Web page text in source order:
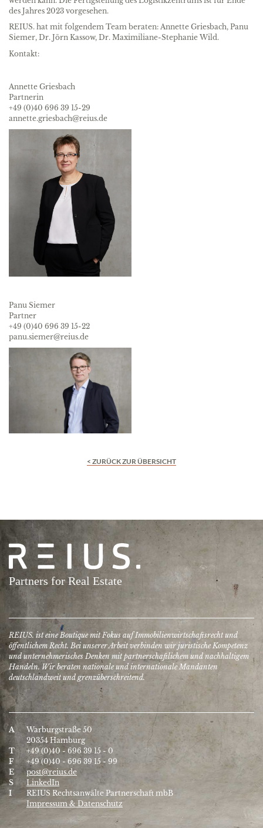
des Jahres 2023 vorgesehen.
REIUS. hat mit folgendem Team beraten: Annette Griesbach, Panu
Siemer, Dr. Jörn Kassow, Dr. Maximiliane-Stephanie Wild.
Kontakt:
Annette Griesbach
Partnerin
+49 (0)40 696 39 15-29
annette.griesbach@reius.de
Panu Siemer
Partner
+49 (0)40 696 39 15-22
panu.siemer@reius.de
< ZURÜCK ZUR ÜBERSICHT
REIUS. ist eine Boutique mit Fokus auf Immobilien­wirtschafts­recht und
öffentlichem Recht. Bei unserer Arbeit verbinden wir juristische Kompetenz
und unter­nehmerisches Denken mit partner­schaftlichem und nach­haltigem
Handeln. Wir beraten nationale und inter­nationale Mandanten
deutschlandweit und grenzüberschreitend.
A
Warburgstraße 50
20354 Hamburg
T
+49 (0)40 - 696 39 15 - 0
F
+49 (0)40 - 696 39 15 - 99
E
post@reius.de
S
LinkedIn
I
REIUS Rechtsanwälte Partnerschaft mbB
Impressum & Datenschutz